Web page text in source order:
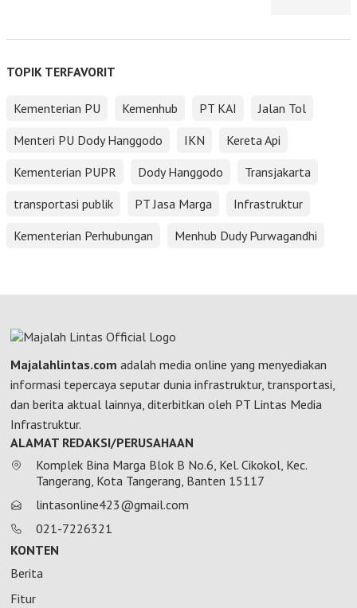
TOPIK TERFAVORIT
Kementerian PU Kemenhub PT KAI
Jalan Tol
Menteri PU Dody Hanggodo
IKN
Kereta Api
Kementerian PUPR
Dody Hanggodo
Transjakarta
transportasi publik
PT Jasa Marga
Infrastruktur
Kementerian Perhubungan
Menhub Dudy Purwagandhi
Majalahlintas.com adalah media online yang menyediakan
informasi tepercaya seputar dunia infrastruktur, transportasi,
dan berita aktual lainnya, diterbitkan oleh PT Lintas Media
Infrastruktur.
ALAMAT REDAKSI/PERUSAHAAN
Komplek Bina Marga Blok B No.6, Kel. Cikokol, Kec.
Tangerang, Kota Tangerang, Banten 15117
lintasonline423@gmail.com
021-7226321
KONTEN
Berita
Fitur